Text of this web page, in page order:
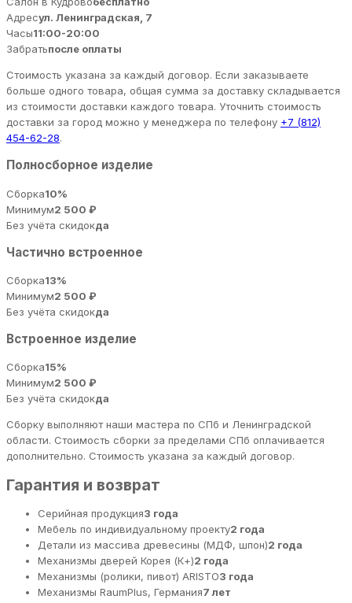
Адресул. Ленинградская, 7
Часы11:00-20:00
Забратьпосле оплаты
Стоимость указана за каждый договор. Если заказываете
больше одного товара, общая сумма за доставку складывается
из стоимости доставки каждого товара. Уточнить стоимость
доставки за город можно у менеджера по телефону +7 (812)
454-62-28.
Полносборное изделие
Сборка10%
Минимум2 500 ₽
Без учёта скидокда
Частично встроенное
Сборка13%
Минимум2 500 ₽
Без учёта скидокда
Встроенное изделие
Сборка15%
Минимум2 500 ₽
Без учёта скидокда
Сборку выполняют наши мастера по СПб и Ленинградской
области. Стоимость сборки за пределами СПб оплачивается
дополнительно. Стоимость указана за каждый договор.
Гарантия и возврат
Серийная продукция3 года
Мебель по индивидуальному проекту2 года
Детали из массива древесины (МДФ, шпон)2 года
Механизмы дверей Корея (К+)2 года
Механизмы (ролики, пивот) ARISTO3 года
Механизмы RaumPlus, Германия7 лет